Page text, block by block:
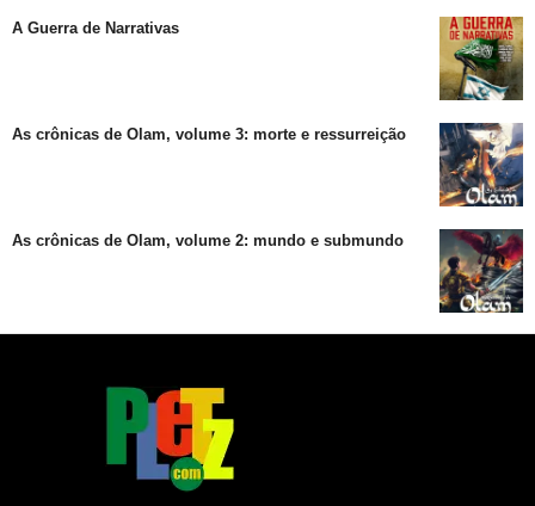
A Guerra de Narrativas
As crônicas de Olam, volume 3: morte e ressurreição
As crônicas de Olam, volume 2: mundo e submundo